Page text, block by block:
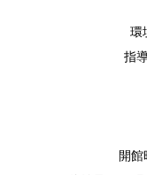
環
指
開